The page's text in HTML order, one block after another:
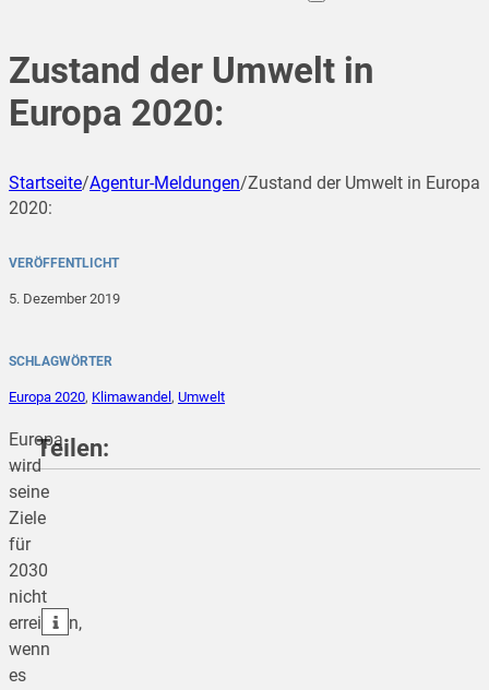
Zustand der Umwelt in
Europa 2020:
Startseite/Agentur-Meldungen/Zustand der Umwelt in Europa
2020:
VERÖFFENTLICHT
5. Dezember 2019
SCHLAGWÖRTER
Europa 2020, Klimawandel , Umwelt
Europa
wird
seine
Ziele
für
2030
nicht
erreichen,
wenn
es
Teilen:
teilen
teilen